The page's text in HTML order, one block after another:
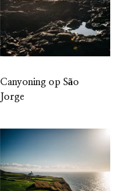
Canyoning op São
Jorge